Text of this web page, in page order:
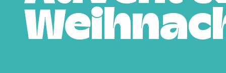
Natur & Parks